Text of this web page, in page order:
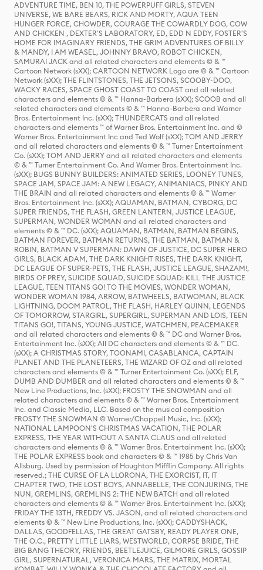
ADVENTURE TIME, BEN 10, THE POWERPUFF GIRLS, STEVEN
UNIVERSE, WE BARE BEARS, RICK AND MORTY, AQUA TEEN
HUNGER FORCE, CHOWDER, COURAGE THE COWARDLY DOG, COW
AND CHICKEN , DEXTER'S LABORATORY, ED, EDD N EDDY, FOSTER'S
HOME FOR IMAGINARY FRIENDS, THE GRIM ADVENTURES OF BILLY
& MANDY, I AM WEASEL, JOHNNY BRAVO, ROBOT CHICKEN,
SAMURAI JACK and all related characters and elements © & ™
Cartoon Network (sXX); CARTOON NETWORK Logo are © & ™ Cartoon
Network (sXX); THE FLINTSTONES, THE JETSONS, SCOOBY-DOO,
WACKY RACES, SPACE GHOST COAST TO COAST and all related
characters and elements © & ™ Hanna-Barbera (sXX); SCOOB and all
related characters and elements © & ™ Hanna-Barbera and Warner
Bros. Entertainment Inc. (sXX); THUNDERCATS and all related
characters and elements ™ of Warner Bros. Entertainment Inc. and ©
Warner Bros. Entertainment Inc and Ted Wolf (sXX); TOM AND JERRY
and all related characters and elements © & ™ Turner Entertainment
Co. (sXX); TOM AND JERRY and all related characters and elements
© & ™ Turner Entertainment Co. And Warner Bros. Entertainment Inc.
(sXX); BUGS BUNNY BUILDERS: ANIMATED SERIES, LOONEY TUNES,
SPACE JAM, SPACE JAM: A NEW LEGACY, ANIMANIACS, PINKY AND
THE BRAIN and all related characters and elements © & ™ Warner
Bros. Entertainment Inc. (sXX); AQUAMAN, BATMAN, CYBORG, DC
SUPER FRIENDS, THE FLASH, GREEN LANTERN, JUSTICE LEAGUE,
SUPERMAN, WONDER WOMAN and all related characters and
elements © & ™ DC. (sXX); AQUAMAN, BATMAN, BATMAN BEGINS,
BATMAN FOREVER, BATMAN RETURNS, THE BATMAN, BATMAN &
ROBIN, BATMAN V SUPERMAN: DAWN OF JUSTICE, DC SUPER HERO
GIRLS, BLACK ADAM, THE DARK KNIGHT RISES, THE DARK KNIGHT,
DC LEAGUE OF SUPER-PETS, THE FLASH, JUSTICE LEAGUE, SHAZAM!,
BIRDS OF PREY, SUICIDE SQUAD, SUICIDE SQUAD: KILL THE JUSTICE
LEAGUE, TEEN TITANS GO! TO THE MOVIES, WONDER WOMAN,
WONDER WOMAN 1984, ARROW, BATWHEELS, BATWOMAN, BLACK
LIGHTNING, DOOM PATROL, THE FLASH, HARLEY QUINN, LEGENDS
OF TOMORROW, STARGIRL, SUPERGIRL, SUPERMAN AND LOIS, TEEN
TITANS GO!, TITANS, YOUNG JUSTICE, WATCHMEN, PEACEMAKER
and all related characters and elements © & ™ DC and Warner Bros.
Entertainment Inc. (sXX); All DC characters and elements © & ™ DC.
(sXX); A CHRISTMAS STORY, TOONAMI, CASABLANCA, CAPTAIN
PLANET AND THE PLANETEERS, THE WIZARD OF OZ and all related
characters and elements © & ™ Turner Entertainment Co. (sXX); ELF,
DUMB AND DUMBER and all related characters and elements © & ™
New Line Productions, Inc. (sXX); FROSTY THE SNOWMAN and all
related characters and elements © & ™ Warner Bros. Entertainment
Inc. and Classic Media, LLC. Based on the musical composition
FROSTY THE SNOWMAN © Warner/Chappell Music, Inc. (sXX);
NATIONAL LAMPOON'S CHRISTMAS VACATION, THE POLAR
EXPRESS, THE YEAR WITHOUT A SANTA CLAUS and all related
characters and elements © & ™ Warner Bros. Entertainment Inc. (sXX);
THE POLAR EXPRESS book and characters © & ™ 1985 by Chris Van
Allsburg. Used by permission of Houghton Mifflin Company. All rights
reserved.; THE CURSE OF LA LLORONA, THE EXORCIST, IT, IT
CHAPTER TWO, THE LOST BOYS, ANNABELLE, THE CONJURING, THE
NUN, GREMLINS, GREMLINS 2: THE NEW BATCH and all related
characters and elements © & ™ Warner Bros. Entertainment Inc. (sXX);
FRIDAY THE 13TH, FREDDY VS. JASON, and all related characters and
elements © & ™ New Line Productions, Inc. (sXX); CADDYSHACK,
DALLAS, GOODFELLAS, THE GREAT GATSBY, READY PLAYER ONE,
THE O.C., PRETTY LITTLE LIARS, WESTWORLD, CORPSE BRIDE, THE
BIG BANG THEORY, FRIENDS, BEETLEJUICE, GILMORE GIRLS, GOSSIP
GIRL, SUPERNATURAL, VERONICA MARS, THE MATRIX, MORTAL